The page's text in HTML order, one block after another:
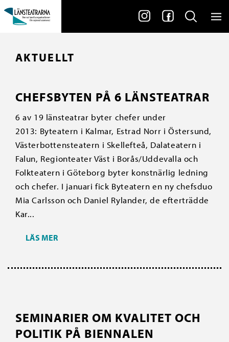
AKTUELLT
CHEFSBYTEN PÅ 6 LÄNSTEATRAR
6 av 19 länsteatrar byter chefer under
2013: Byteatern i Kalmar, Estrad Norr i Östersund,
Västerbottensteatern i Skellefteå, Dalateatern i
Falun, Regionteater Väst i Borås/Uddevalla och
Folkteatern i Göteborg byter konstnärlig ledning
och chefer. I januari fick Byteatern en ny chefsduo
Mia Carlsson och Daniel Rylander, de efterträdde
Kar...
LÄS MER
SEMINARIER OM KVALITET OCH
POLITIK PÅ BIENNALEN